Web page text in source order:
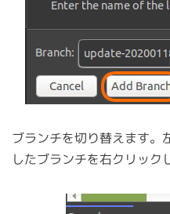
ブランチを切り替えます。
したブランチを右クリック